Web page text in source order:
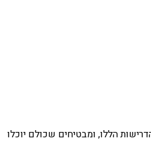
הללו, ומבטיחים שכולם יוכלו